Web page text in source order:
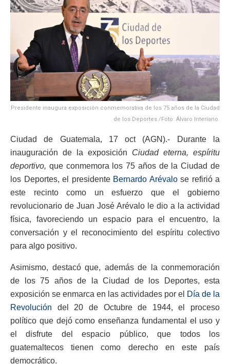
Presidente inaugura exposición conmemorativa de los 75 años de la Ciudad
de los Deportes./Foto: Álvaro Interiano.
Ciudad de Guatemala, 17 oct (AGN).- Durante la
inauguración de la exposición Ciudad eterna, espíritu
deportivo, que conmemora los 75 años de la Ciudad de
los Deportes, el presidenteBernardo Arévalose refirió a
este recinto como un esfuerzo que el gobierno
revolucionario de Juan José Arévalo le dio a la actividad
física, favoreciendo un espacio para el encuentro, la
conversación y el reconocimiento del espíritu colectivo
para algo positivo.
Asimismo, destacó que, además de la conmemoración
de los 75 años de la Ciudad de los Deportes, esta
exposición se enmarca en las actividades por el Día de la
Revolución del 20 de Octubre de 1944, el proceso
político que dejó como enseñanza fundamental el uso y
el disfrute del espacio público, que todos los
guatemaltecos tienen como derecho en este país
democrático.